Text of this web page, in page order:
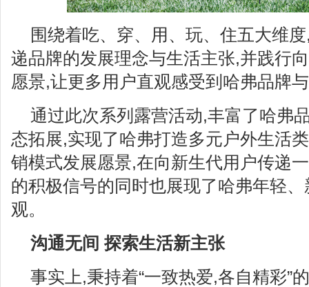
围绕着吃、穿、用、玩、住五大维
递品牌的发展理念与生活主张,并践行
愿景,让更多用户直观感受到哈弗品牌
通过此次系列露营活动,丰富了哈弗
态拓展,实现了哈弗打造多元户外生活
销模式发展愿景,在向新生代用户传递
的积极信号的同时也展现了哈弗年轻
观。
沟通无间 探索生活新主张
事实上,秉持着“一致热爱,各自精彩”